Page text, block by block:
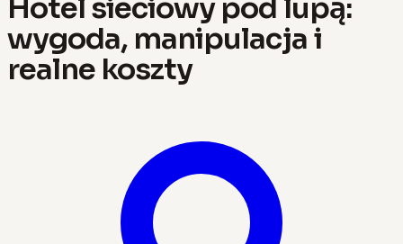
Hotel sieciowy pod lupą:
wygoda, manipulacja i
realne koszty